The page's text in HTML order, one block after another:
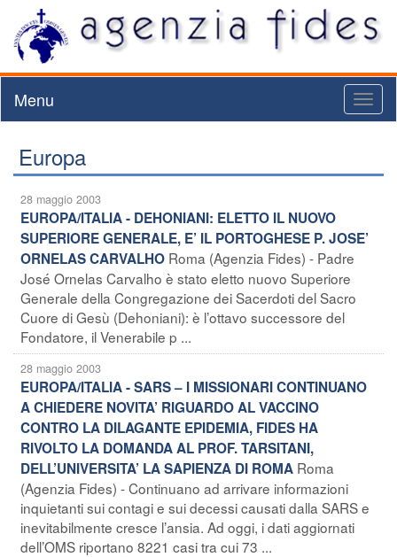
Menu
Europa
28 maggio 2003
EUROPA/ITALIA - DEHONIANI: ELETTO IL NUOVO
SUPERIORE GENERALE, E’ IL PORTOGHESE P. JOSE’
ORNELAS CARVALHO Roma (Agenzia Fides) - Padre
José Ornelas Carvalho è stato eletto nuovo Superiore
Generale della Congregazione dei Sacerdoti del Sacro
Cuore di Gesù (Dehoniani): è l’ottavo successore del
Fondatore, il Venerabile p ...
28 maggio 2003
EUROPA/ITALIA - SARS – I MISSIONARI CONTINUANO
A CHIEDERE NOVITA’ RIGUARDO AL VACCINO
CONTRO LA DILAGANTE EPIDEMIA, FIDES HA
RIVOLTO LA DOMANDA AL PROF. TARSITANI,
DELL’UNIVERSITA’ LA SAPIENZA DI ROMA Roma
(Agenzia Fides) - Continuano ad arrivare informazioni
inquietanti sui contagi e sui decessi causati dalla SARS e
inevitabilmente cresce l’ansia. Ad oggi, i dati aggiornati
dell’OMS riportano 8221 casi tra cui 73 ...